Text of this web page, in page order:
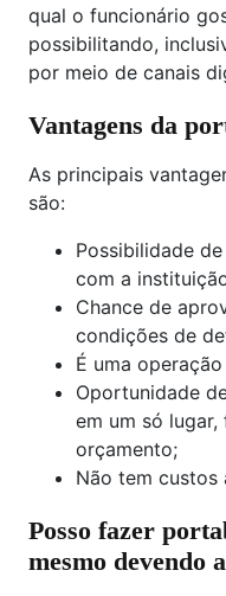
qual o funcionário
possibilitando,
por meio de canais
Vantagens da
As principais
são:
Possibilidade
com a
Chance de
condições de
É uma
Oportunidade
em um só
orçamento;
Não tem custos
Posso fazer
mesmo devendo